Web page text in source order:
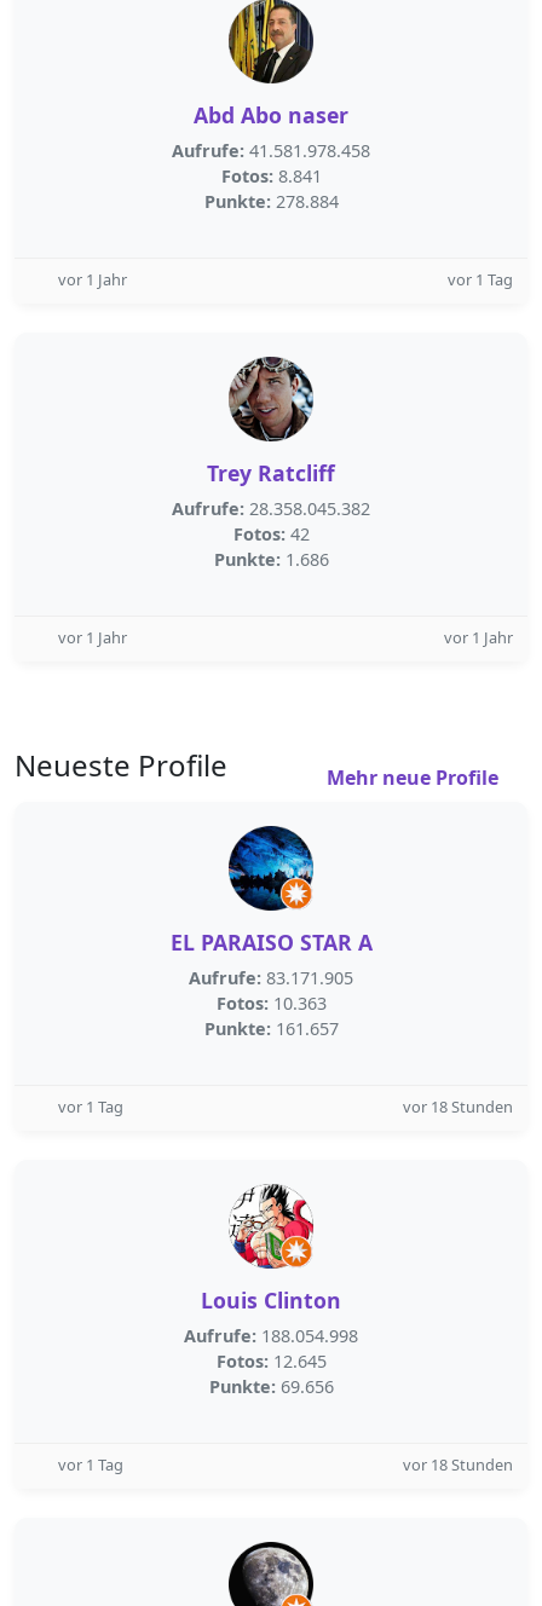
Abd Abo naser
Aufrufe: 41.581.978.458
Fotos: 8.841
Punkte: 278.884
vor 1 Jahr vor 1 Tag
Trey Ratcliff
Aufrufe: 28.358.045.382
Fotos: 42
Punkte: 1.686
vor 1 Jahr vor 1 Jahr
Neueste Profile Mehr neue Profile
EL PARAISO STAR A
Aufrufe: 83.171.905
Fotos: 10.363
Punkte: 161.657
vor 1 Tag vor 18 Stunden
Louis Clinton
Aufrufe: 188.054.998
Fotos: 12.645
Punkte: 69.656
vor 1 Tag vor 18 Stunden